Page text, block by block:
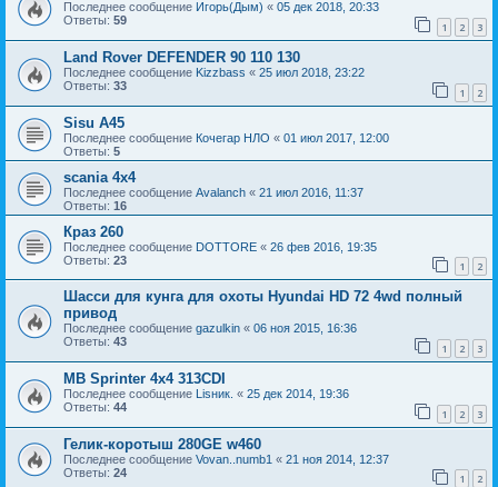
Последнее сообщение Игорь(Дым) « 05 дек 2018, 20:33
Ответы: 59 1 2 3
Land Rover DEFENDER 90 110 130
Последнее сообщение Kizzbass « 25 июл 2018, 23:22
Ответы: 33 1 2
Sisu A45
Последнее сообщение Кочегар НЛО « 01 июл 2017, 12:00
Ответы: 5
scania 4x4
Последнее сообщение Avalanch « 21 июл 2016, 11:37
Ответы: 16
Краз 260
Последнее сообщение DOTTORE « 26 фев 2016, 19:35
Ответы: 23 1 2
Шасси для кунга для охоты Hyundai HD 72 4wd полный
привод
Последнее сообщение gazulkin « 06 ноя 2015, 16:36
Ответы: 43 1 2 3
MB Sprinter 4x4 313CDI
Последнее сообщение Lisник. « 25 дек 2014, 19:36
Ответы: 44 1 2 3
Гелик-коротыш 280GE w460
Последнее сообщение Vovan..numb1 « 21 ноя 2014, 12:37
Ответы: 24 1 2